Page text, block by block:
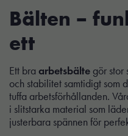
Bälten –
ett
Ett bra arbetsbälte gör stor
och stabilitet samtidigt som
tuffa arbetsförhållanden.
i slitstarka material som
justerbara spännen för